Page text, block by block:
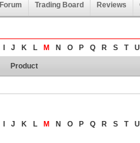
Forum Trading Board Reviews
J K L M N O P Q R S T U
Product
J K L M N O P Q R S T U